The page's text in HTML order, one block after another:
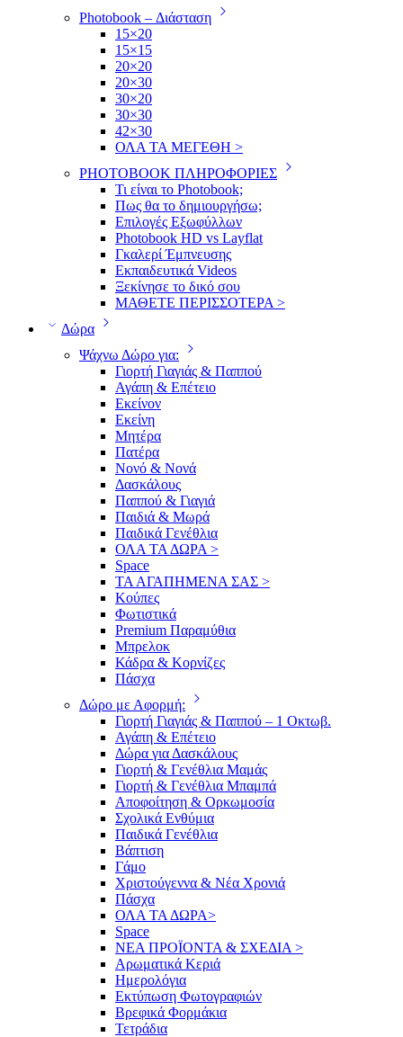
Photobook – Διάσταση
15×20
15×15
20×20
20×30
30×20
30×30
42×30
ΟΛΑ ΤΑ ΜΕΓΕΘΗ >
PHOTOBOOK ΠΛΗΡΟΦΟΡΙΕΣ
Τι είναι το Photobook;
Πως θα το δημιουργήσω;
Επιλογές Εξωφύλλων
Photobook HD vs Layflat
Γκαλερί Έμπνευσης
Εκπαιδευτικά Videos
Ξεκίνησε το δικό σου
ΜΑΘΕΤΕ ΠΕΡΙΣΣΟΤΕΡΑ >
Δώρα
Ψάχνω Δώρο για:
Γιορτή Γιαγιάς & Παππού
Αγάπη & Επέτειο
Εκείνον
Εκείνη
Μητέρα
Πατέρα
Νονό & Νονά
Δασκάλους
Παππού & Γιαγιά
Παιδιά & Μωρά
Παιδικά Γενέθλια
ΟΛΑ ΤΑ ΔΩΡΑ >
Space
ΤΑ ΑΓΑΠΗΜΕΝΑ ΣΑΣ >
Κούπες
Φωτιστικά
Premium Παραμύθια
Μπρελοκ
Κάδρα & Κορνίζες
Πάσχα
Δώρο με Αφορμή:
Γιορτή Γιαγιάς & Παππού – 1 Οκτωβ.
Αγάπη & Επέτειο
Δώρα για Δασκάλους
Γιορτή & Γενέθλια Μαμάς
Γιορτή & Γενέθλια Μπαμπά
Αποφοίτηση & Ορκωμοσία
Σχολικά Ενθύμια
Παιδικά Γενέθλια
Βάπτιση
Γάμο
Χριστούγεννα & Νέα Χρονιά
Πάσχα
ΟΛΑ ΤΑ ΔΩΡΑ>
Space
ΝΕΑ ΠΡΟΪΟΝΤΑ & ΣΧΕΔΙΑ >
Αρωματικά Κεριά
Ημερολόγια
Εκτύπωση Φωτογραφιών
Βρεφικά Φορμάκια
Τετράδια